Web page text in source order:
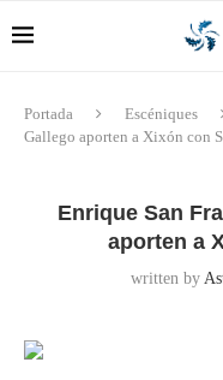
Portada Escéniques
Gallego aporten a Xixón con
Enrique San
aporten a
written by